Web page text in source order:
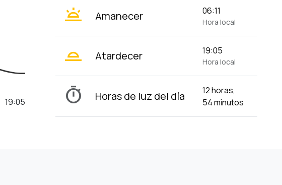
19:05
wb_twilight Amanecer 06:11
Hora local
wb_twilight_2 Atardecer 19:05
Hora local
timer Horas de luz del día
12 horas,
54 minutos